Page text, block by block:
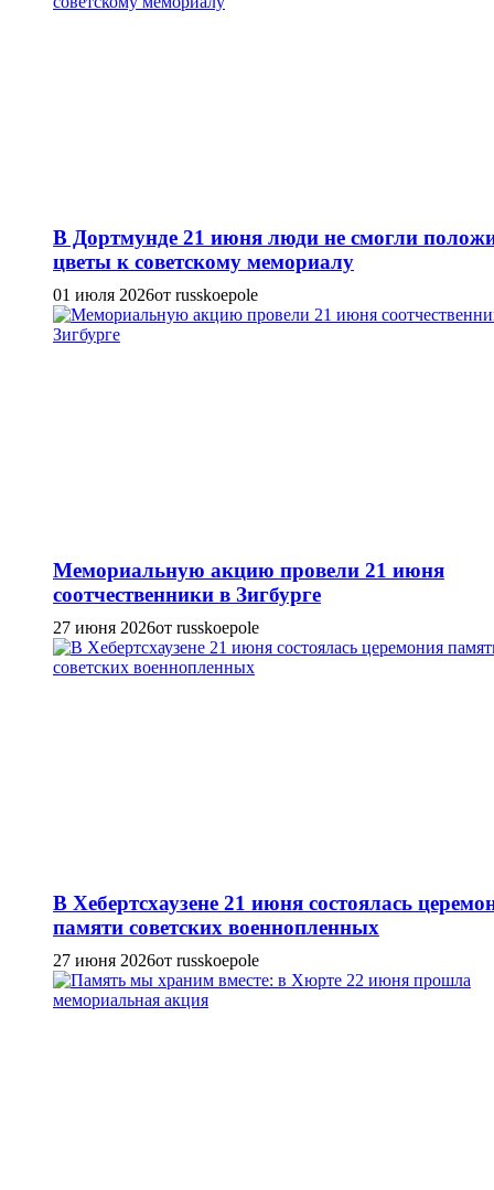
В Дортмунде 21 июня люди не смогли
цветы к советскому мемориалу
01 июля 2026от russkoepole
Мемориальную акцию провели 21 июня
соотчественники в Зигбурге
27 июня 2026от russkoepole
В Хебертсхаузене 21 июня состоялась
памяти советских военнопленных
27 июня 2026от russkoepole